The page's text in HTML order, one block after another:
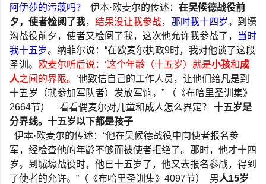
阿伊莎的污蔑吗？ 伊本·欧麦尔的传述： 在吴候德战役前
夕，使者检阅了我， 结果没让我参战， 那时我十四岁。到壕
沟战役前夕，使者又检阅了我，这次他允许我参战了，
当时
我十五岁。纳菲尔说： “在欧麦尔执政9时，我对他谈了这段
圣训。
欧麦尔听后说： ‘这个年龄（十五岁）就是小孩和成
人之间的界限。 ’他致信自己的工作人员，让他们给凡是到
十五岁（就参加军队者）发放军饷。 ”
（《布哈里圣训集》
2664节） 看看偶麦尔对儿童和成人怎么界定？
十五岁是
分界线。十五岁以下都是孩子
伊本·欧麦尔的传述： “他在吴候德战役中向使者报名参
军，经检查他的年龄不够而被使者拒绝了。那时，他才十四
岁。到城壕战役时，他已十五岁了，他又去报名参战，得到
了使者的允许。 ” （《布哈里圣训集》 4097节） 男 人15岁